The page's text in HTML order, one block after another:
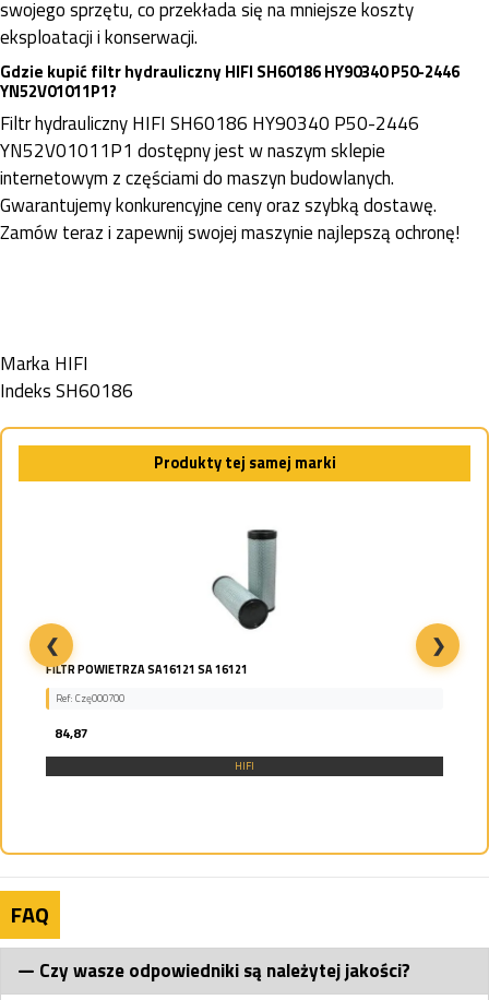
swojego sprzętu, co przekłada się na mniejsze koszty
eksploatacji i konserwacji.
Gdzie kupić filtr hydrauliczny HIFI SH60186 HY90340 P50-2446
YN52V01011P1?
Filtr hydrauliczny HIFI SH60186 HY90340 P50-2446
YN52V01011P1 dostępny jest w naszym sklepie
internetowym z częściami do maszyn budowlanych.
Gwarantujemy konkurencyjne ceny oraz szybką dostawę.
Zamów teraz i zapewnij swojej maszynie najlepszą ochronę!
MarkaHIFI
IndeksSH60186
Produkty tej samej marki
FILTR POWIETRZA SA16121 SA 16121
Ref: Czę000700
84,87
HIFI
❮ ❯
FAQ
Czy wasze odpowiedniki są należytej jakości?